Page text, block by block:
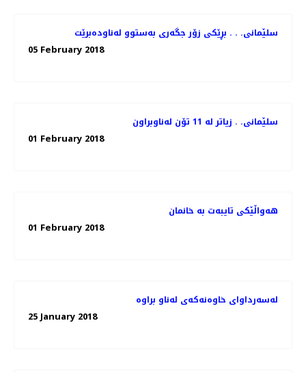
سلێمانی. . . بڕێكی زۆر جگه‌ری به‌ستوو له‌ناوده‌برێت
05 February 2018
سلێمانی. . زیاتر له‌ 11 تۆن له‌ناوبراون
01 February 2018
هه‌واڵێكی تایبه‌ت به‌ خانمان
01 February 2018
25 January 2018